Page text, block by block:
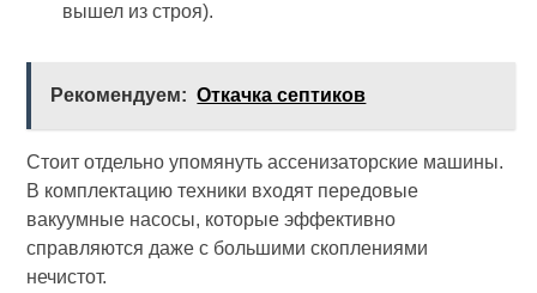
вышел из строя).
Рекомендуем: Откачка септиков
Стоит отдельно упомянуть ассенизаторские машины.
В комплектацию техники входят передовые
вакуумные насосы, которые эффективно
справляются даже с большими скоплениями
нечистот.